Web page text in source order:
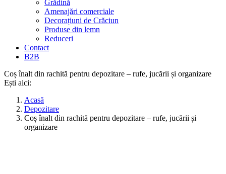
Grădină
Amenajări comerciale
Decorațiuni de Crăciun
Produse din lemn
Reduceri
Contact
B2B
Coș înalt din rachită pentru depozitare – rufe, jucării și organizare
Ești aici:
Acasă
Depozitare
Coș înalt din rachită pentru depozitare – rufe, jucării și
organizare